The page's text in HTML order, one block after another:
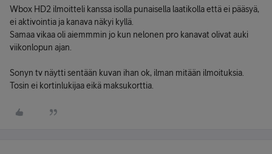
Wbox HD2 ilmoitteli kanssa isolla punaisella laatikolla että ei pääsyä,
ei aktivointia ja kanava näkyi kyllä.
Samaa vikaa oli aiemmmin jo kun nelonen pro kanavat olivat auki
viikonlopun ajan.
Sonyn tv näytti sentään kuvan ihan ok, ilman mitään ilmoituksia.
Tosin ei kortinlukijaa eikä maksukorttia.